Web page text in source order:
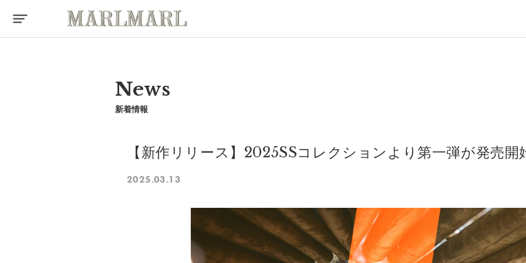
News
新着情報
【新作リリース】2025SSコレクションより第一弾が発売開
2025.03.13